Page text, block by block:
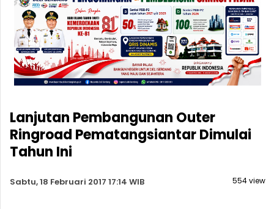
Lanjutan Pembangunan Outer
Ringroad Pematangsiantar Dimulai
Tahun Ini
Sabtu, 18 Februari 2017 17:14 WIB 554 view